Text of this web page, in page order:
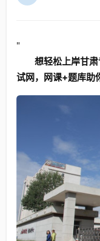
"
想轻松上岸甘
试网，网课+题库助